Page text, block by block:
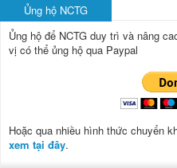
Ủng hộ NCTG
Ủng hộ để NCTG duy trì và nâng
vị có thể ủng hộ qua Paypal
Hoặc qua nhiều hình thức chuyển
xem tại đây.